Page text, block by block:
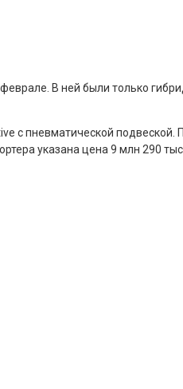
В ней были только
с пневматической
указана цена 9 млн 290